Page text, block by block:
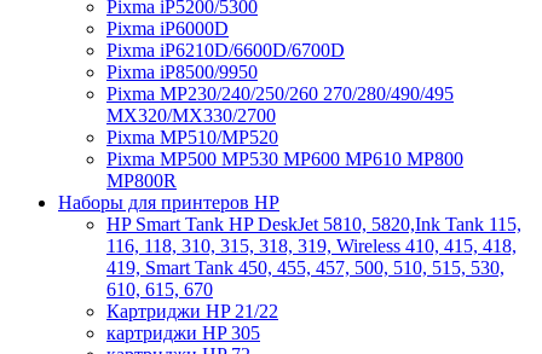
Pixma iP5200/5300
Pixma iP6000D
Pixma iP6210D/6600D/6700D
Pixma iP8500/9950
Pixma MP230/240/250/260 270/280/490/495
MX320/MX330/2700
Pixma MP510/MP520
Pixma MP500 MP530 MP600 MP610 MP800
MP800R
Наборы для принтеров HP
HP Smart Tank HP DeskJet 5810, 5820,Ink Tank 115,
116, 118, 310, 315, 318, 319, Wireless 410, 415, 418,
419, Smart Tank 450, 455, 457, 500, 510, 515, 530,
610, 615, 670
Картриджи HP 21/22
картриджи HP 305